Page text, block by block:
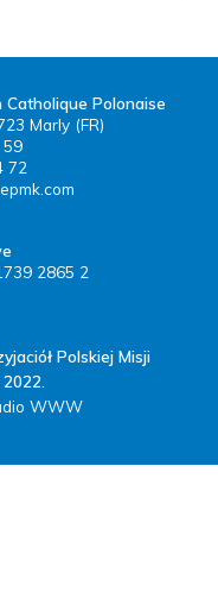
Polonaise
Marly (FR)
59
72
2865 2
Polskiej Misji
WWW